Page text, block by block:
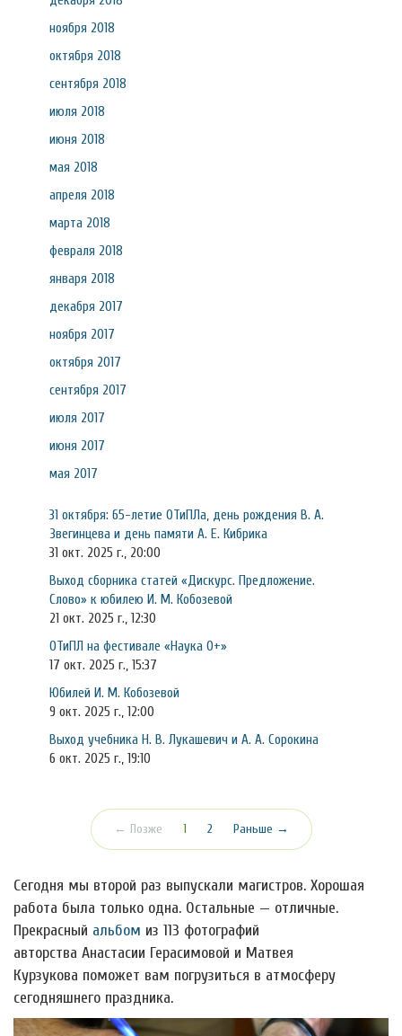
ноября 2018
октября 2018
сентября 2018
июля 2018
июня 2018
мая 2018
апреля 2018
марта 2018
февраля 2018
января 2018
декабря 2017
ноября 2017
октября 2017
сентября 2017
июля 2017
июня 2017
мая 2017
31 октября: 65-летие ОТиПЛа, день рождения В. А.
Звегинцева и день памяти А. Е. Кибрика
31 окт. 2025 г., 20:00
Выход сборника статей «Дискурс. Предложение.
Слово» к юбилею И. М. Кобозевой
21 окт. 2025 г., 12:30
ОТиПЛ на фестивале «Наука 0+»
17 окт. 2025 г., 15:37
Юбилей И. М. Кобозевой
9 окт. 2025 г., 12:00
Выход учебника Н. В. Лукашевич и А. А. Сорокина
6 окт. 2025 г., 19:10
← Позже 1(текущая)
2 Раньше →
Сегодня мы второй раз выпускали магистров. Хорошая
работа была только одна. Остальные — отличные.
Прекрасный альбом из 113 фотографий
авторства Анастасии Герасимовой и Матвея
Курзукова поможет вам погрузиться в атмосферу
сегодняшнего праздника.